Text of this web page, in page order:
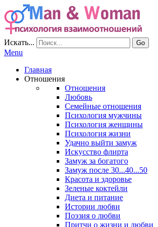
Искать... Go
Menu
Главная
Отношения
Отношения
Любовь
Семейные отношения
Психология мужчины
Психология женщины
Психология жизни
Удачно выйти замуж
Искусство флирта
Замуж за богатого
Замуж после 30...40...50
Красота и здоровье
Зеленые коктейли
Диета и питание
Истории любви
Поэзия о любви
Притчи о жизни и любви